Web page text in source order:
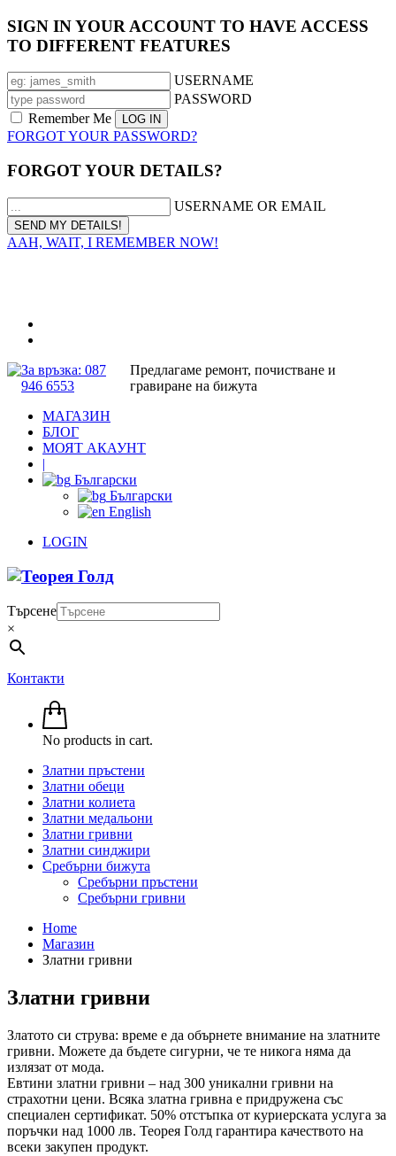
SIGN IN YOUR ACCOUNT TO HAVE ACCESS
TO DIFFERENT FEATURES
USERNAME
PASSWORD
Remember Me
FORGOT YOUR PASSWORD?
FORGOT YOUR DETAILS?
USERNAME OR EMAIL
AAH, WAIT, I REMEMBER NOW!
За връзка: 087
946 6553
Предлагаме ремонт, почистване и
гравиране на бижута
МАГАЗИН
БЛОГ
МОЯТ АКАУНТ
|
Български
Български
English
LOGIN
Търсене
×
Контакти
No products in cart.
Златни пръстени
Златни обеци
Златни колиета
Златни медальони
Златни гривни
Златни синджири
Сребърни бижута
Сребърни пръстени
Сребърни гривни
Home
Магазин
Златни гривни
Златни гривни
Златото си струва: време е да обърнете внимание на златните
гривни. Можете да бъдете сигурни, че те никога няма да
излязат от мода.
Евтини златни гривни – над 300 уникални гривни на
страхотни цени. Всяка златна гривна е придружена със
специален сертификат. 50% отстъпка от куриерската услуга за
поръчки над 1000 лв. Теорея Голд гарантира качеството на
всеки закупен продукт.